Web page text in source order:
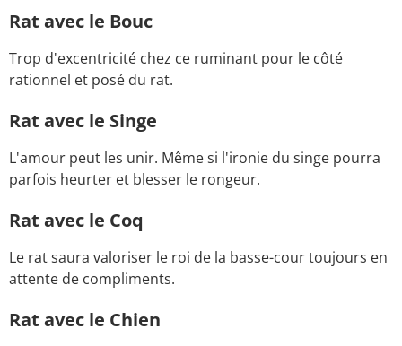
Rat avec le Bouc
Trop d'excentricité chez ce ruminant pour le côté
rationnel et posé du rat.
Rat avec le Singe
L'amour peut les unir. Même si l'ironie du singe pourra
parfois heurter et blesser le rongeur.
Rat avec le Coq
Le rat saura valoriser le roi de la basse-cour toujours en
attente de compliments.
Rat avec le Chien